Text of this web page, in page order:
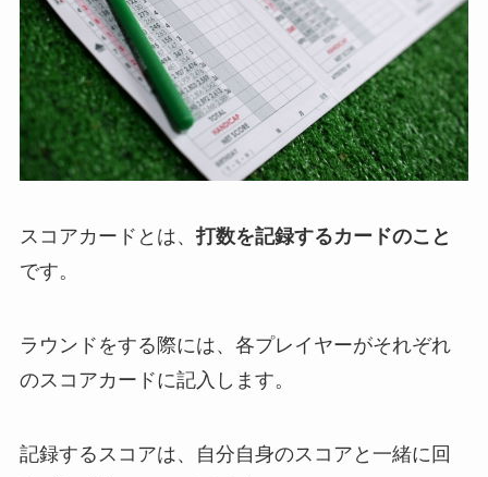
スコアカードとは、打数を記録するカードのこと
です。
ラウンドをする際には、各プレイヤーがそれぞれ
のスコアカードに記入します。
記録するスコアは、自分自身のスコアと一緒に回